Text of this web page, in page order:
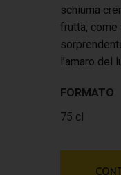
schiuma
frutta, come
l’amaro del
FORMATO
75 cl